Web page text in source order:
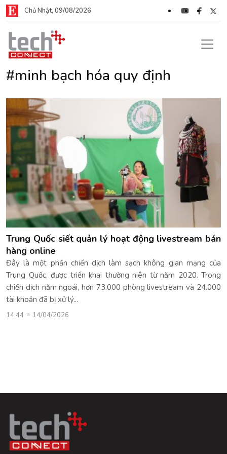
Chủ Nhật, 09/08/2026
#minh bạch hóa quy định
Trung Quốc siết quản lý hoạt động livestream bán
hàng online
Đây là một phần chiến dịch làm sạch không gian mạng của
Trung Quốc, được triển khai thường niên từ năm 2020. Trong
chiến dịch năm ngoái, hơn 73.000 phòng livestream và 24.000
tài khoản đã bị xử lý...
14:44 14/04/2026